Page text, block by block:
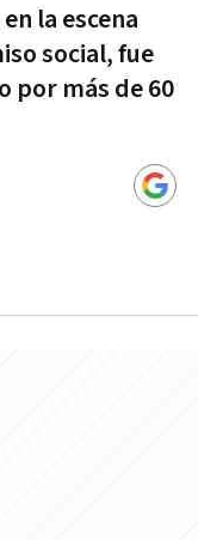
la escena
social, fue
por más de 60